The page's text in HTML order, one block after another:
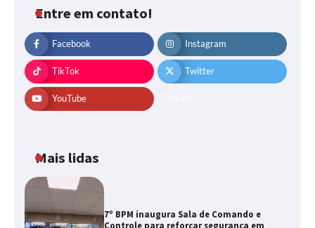
Entre em contato!
Facebook Instagram
TikTok Twitter
YouTube
Mais lidas
7º BPM inaugura Sala de Comando e
Controle para reforçar segurança em